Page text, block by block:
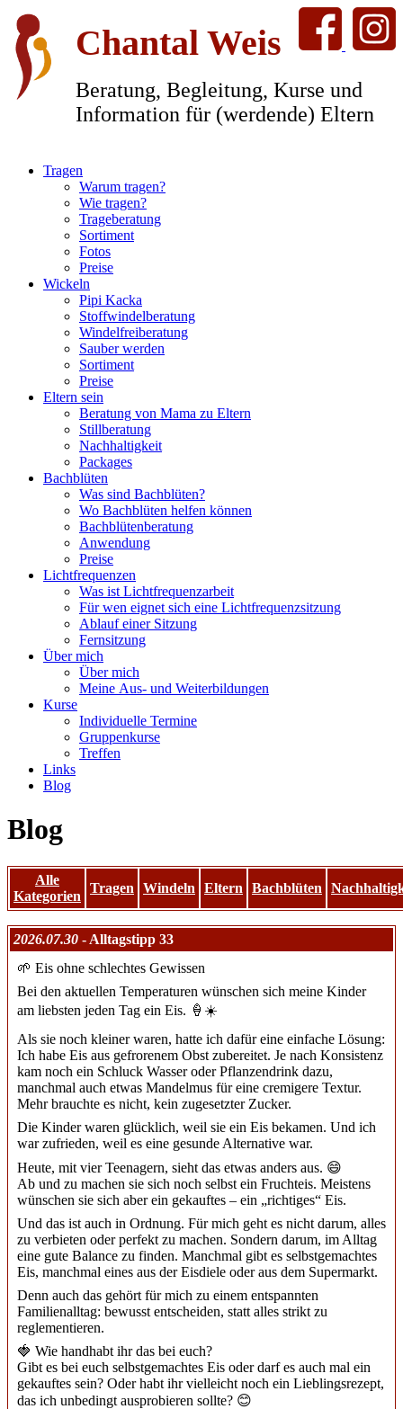
Chantal Weis
Beratung, Begleitung, Kurse und
Information für (werdende) Eltern
Tragen
Warum tragen?
Wie tragen?
Trageberatung
Sortiment
Fotos
Preise
Wickeln
Pipi Kacka
Stoffwindelberatung
Windelfreiberatung
Sauber werden
Sortiment
Preise
Eltern sein
Beratung von Mama zu Eltern
Stillberatung
Nachhaltigkeit
Packages
Bachblüten
Was sind Bachblüten?
Wo Bachblüten helfen können
Bachblütenberatung
Anwendung
Preise
Lichtfrequenzen
Was ist Lichtfrequenzarbeit
Für wen eignet sich eine Lichtfrequenzsitzung
Ablauf einer Sitzung
Fernsitzung
Über mich
Über mich
Meine Aus- und Weiterbildungen
Kurse
Individuelle Termine
Gruppenkurse
Treffen
Links
Blog
Blog
Alle
Kategorien
Tragen Windeln Eltern Bachblüten
2026.07.30 - Alltagstipp 33
🌱 Eis ohne schlechtes Gewissen
Bei den aktuellen Temperaturen wünschen sich meine Kinder
am liebsten jeden Tag ein Eis. 🍦☀️
Als sie noch kleiner waren, hatte ich dafür eine einfache Lösung:
Ich habe Eis aus gefrorenem Obst zubereitet. Je nach Konsistenz
kam noch ein Schluck Wasser oder Pflanzendrink dazu,
manchmal auch etwas Mandelmus für eine cremigere Textur.
Mehr brauchte es nicht, kein zugesetzter Zucker.
Die Kinder waren glücklich, weil sie ein Eis bekamen. Und ich
war zufrieden, weil es eine gesunde Alternative war.
Heute, mit vier Teenagern, sieht das etwas anders aus. 😄
Ab und zu machen sie sich noch selbst ein Fruchteis. Meistens
wünschen sie sich aber ein gekauftes – ein „richtiges“ Eis.
Und das ist auch in Ordnung. Für mich geht es nicht darum, alles
zu verbieten oder perfekt zu machen. Sondern darum, im Alltag
eine gute Balance zu finden. Manchmal gibt es selbstgemachtes
Eis, manchmal eines aus der Eisdiele oder aus dem Supermarkt.
Denn auch das gehört für mich zu einem entspannten
Familienalltag: bewusst entscheiden, statt alles strikt zu
reglementieren.
🍓 Wie handhabt ihr das bei euch?
Gibt es bei euch selbstgemachtes Eis oder darf es auch mal ein
gekauftes sein? Oder habt ihr vielleicht noch ein Lieblingsrezept,
das ich unbedingt ausprobieren sollte? 😊